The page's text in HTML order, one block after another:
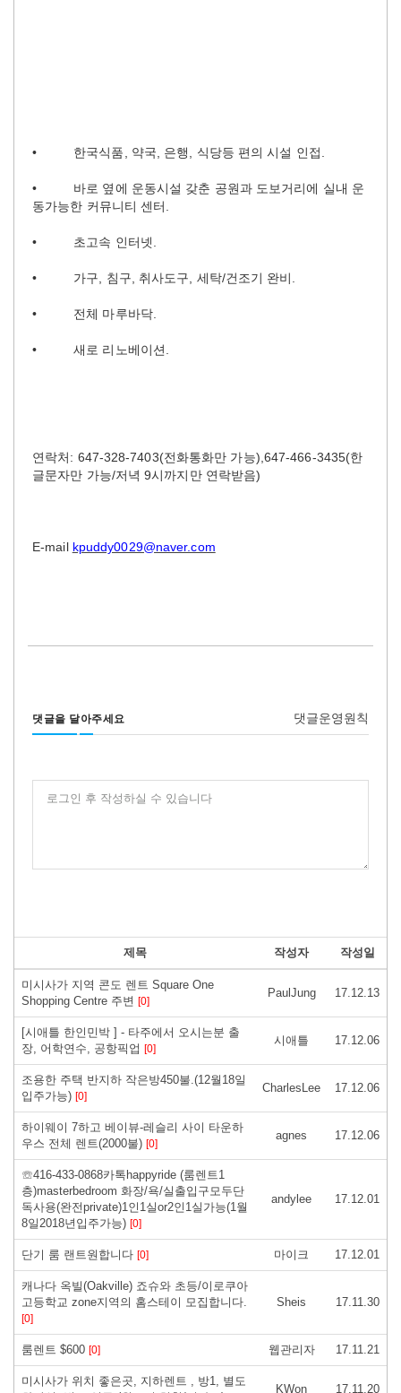
• 한국식품 약국 은행 식당등 편의 시설 인접
• 바로 옆에 운동시설 갖춘 공원과 도보거리에 실내 운
동가능한 커뮤니티 센터
• 초고속 인터넷
• 가구 침구 취사도구 세탁/건조기 완비
• 전체 마루바닥.
•새로 리노베이션
연락처: 647-328-7403(전화통화만 가능),647-466-3435(한
글문자만 가능/저녁 9시까지만 연락받음)
E-mail kpuddy0029@naver.com
댓글을 달아주세요 댓글운영원칙
로그인 후 작성하실 수 있습니다
제목 작성자 작성일
미시사가 지역 콘도 렌트 Square One
Shopping Centre 주변 [0]
PaulJung 17.12.13
[시애틀 한인민박 ] - 타주에서 오시는분 출
장, 어학연수, 공항픽업 [0]
시애틀 17.12.06
조용한 주택 반지하 작은방450불.(12월18일
입주가능) [0]
CharlesLee 17.12.06
하이웨이 7하고 베이뷰-레슬리 사이 타운하
우스 전체 렌트(2000불) [0]
agnes 17.12.06
☏416-433-0868카톡happyride (룸렌트1
층)masterbedroom 화장/욕/실출입구모두단
독사용(완전private)1인1실or2인1실가능(1월
8일2018년입주가능) [0]
andylee 17.12.01
단기 룸 랜트원합니다 [0] 마이크 17.12.01
캐나다 옥빌(Oakville) 죠슈와 초등/이로쿠아
고등학교 zone지역의 홈스테이 모집합니다.
[0]
Sheis 17.11.30
룸렌트 $600 [0] 웹관리자 17.11.21
미시사가 위치 좋은곳, 지하렌트 , 방1, 별도
KWon 17.11.20